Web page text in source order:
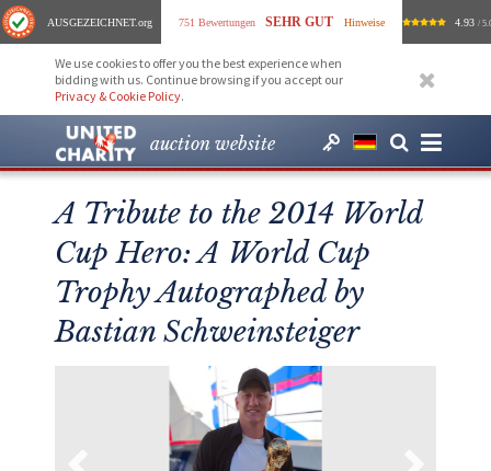
AUSGEZEICHNET.org 751 Bewertungen SEHR GUT Hinweise 4.93 /
We use cookies to offer you the best experience when
bidding with us. Continue browsing if you accept our
Privacy & Cookie Policy.
auction website
A Tribute to the 2014 World
Cup Hero: A World Cup
Trophy Autographed by
Bastian Schweinsteiger